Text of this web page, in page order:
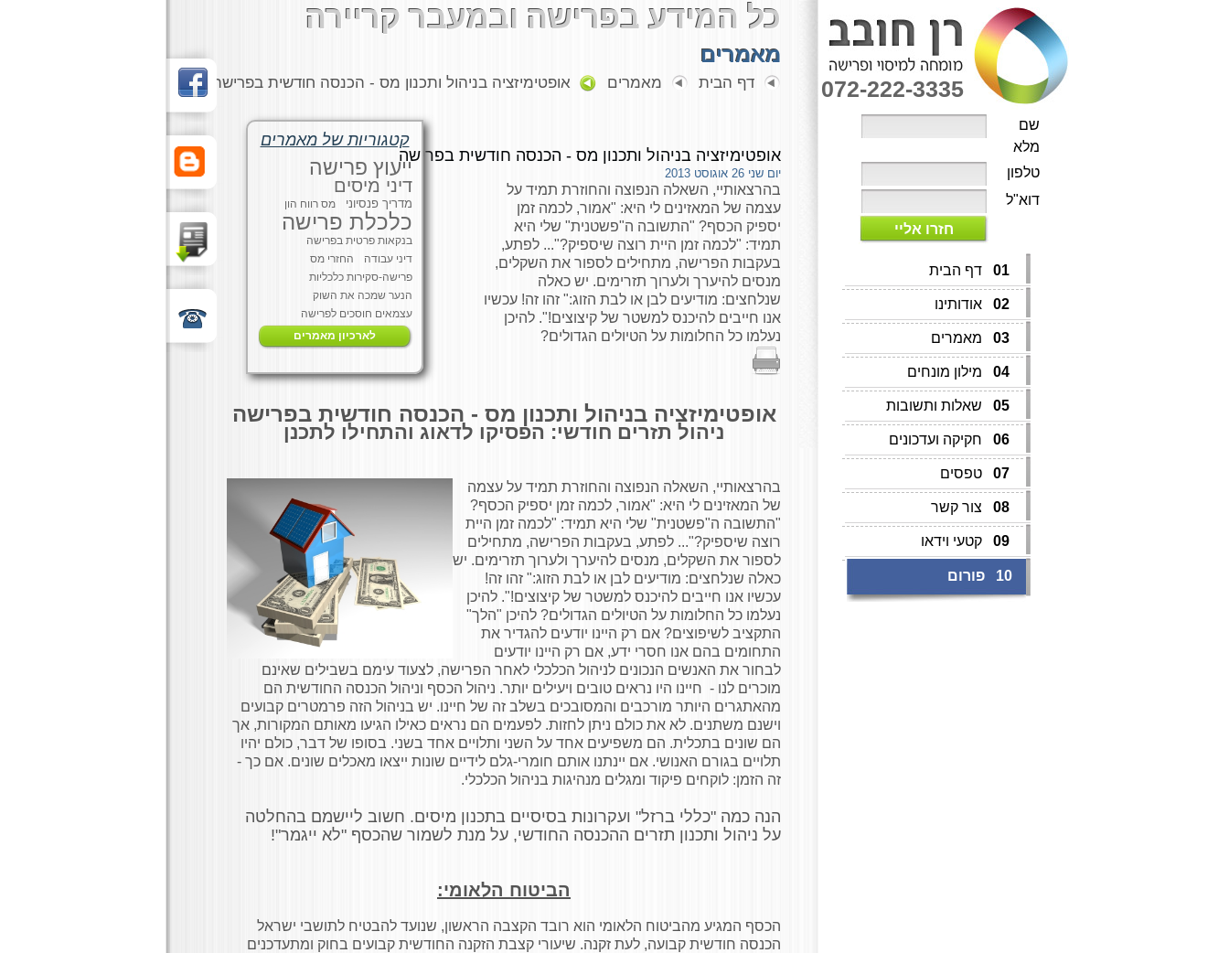
072-222-3335
שם
מלא
טלפון
דוא"ל
חזרו אליי
01 דף הבית
02 אודותינו
03 מאמרים
04 מילון מונחים
05 שאלות ותשובות
06 חקיקה ועדכונים
07 טפסים
08 צור קשר
09 קטעי וידאו
10 פורום
כל המידע בפרישה ובמעבר קריירה
מאמרים
דף הבית מאמרים אופטימיזציה בניהול ותכנון מס - הכנסה חודשית בפרישה
אופטימיזציה בניהול ותכנון מס - הכנסה חודשית בפרישה
יום שני 26 אוגוסט 2013
בהרצאותיי, השאלה הנפוצה והחוזרת תמיד על
עצמה של המאזינים לי היא: "אמור, לכמה זמן
יספיק הכסף? "התשובה ה"פשטנית" שלי היא
תמיד: "לכמה זמן היית רוצה שיספיק?"... לפתע,
בעקבות הפרישה, מתחילים לספור את השקלים,
מנסים להיערך ולערוך תזרימים. יש כאלה
שנלחצים: מודיעים לבן או לבת הזוג:" זהו זה! עכשיו
אנו חייבים להיכנס למשטר של קיצוצים!". להיכן
נעלמו כל החלומות על הטיולים הגדולים?
קטגוריות של מאמרים
ייעוץ פרישה
דיני מיסים
מדריך פנסיוני מס רווח הון
כלכלת פרישה
בנקאות פרטית בפרישה
דיני עבודה
החזרי מס
פרישה-סקירות כלכליות
הנער שמכה את השוק
עצמאים חוסכים לפרישה
לארכיון מאמרים
אופטימיזציה בניהול ותכנון מס - הכנסה חודשית בפרישה
ניהול תזרים חודשי: הפסיקו לדאוג והתחילו לתכנן
בהרצאותיי, השאלה הנפוצה והחוזרת תמיד על עצמה
של המאזינים לי היא: "אמור, לכמה זמן יספיק הכסף?
"התשובה ה"פשטנית" שלי היא תמיד: "לכמה זמן היית
רוצה שיספיק?"... לפתע, בעקבות הפרישה, מתחילים
לספור את השקלים, מנסים להיערך ולערוך תזרימים. יש
כאלה שנלחצים: מודיעים לבן או לבת הזוג:" זהו זה!
עכשיו אנו חייבים להיכנס למשטר של קיצוצים!". להיכן
נעלמו כל החלומות על הטיולים הגדולים? להיכן "הלך"
התקציב לשיפוצים? אם רק היינו יודעים להגדיר את
התחומים בהם אנו חסרי ידע, אם רק היינו יודעים
לבחור את האנשים הנכונים לניהול הכלכלי לאחר הפרישה, לצעוד עימם בשבילים שאינם
מוכרים לנו - חיינו היו נראים טובים ויעילים יותר. ניהול הכסף וניהול הכנסה החודשית הם
מהאתגרים היותר מורכבים והמסובכים בשלב זה של חיינו. יש בניהול הזה פרמטרים קבועים
וישנם משתנים. לא את כולם ניתן לחזות. לפעמים הם נראים כאילו הגיעו מאותם המקורות, אך
הם שונים בתכלית. הם משפיעים אחד על השני ותלויים אחד בשני. בסופו של דבר, כולם יהיו
תלויים בגורם האנושי. אם יינתנו אותם חומרי-גלם לידיים שונות ייצאו מאכלים שונים. אם כך -
זה הזמן: לוקחים פיקוד ומגלים מנהיגות בניהול הכלכלי.
הנה כמה "כללי ברזל" ועקרונות בסיסיים בתכנון מיסים. חשוב ליישמם בהחלטה
על ניהול ותכנון תזרים ההכנסה החודשי, על מנת לשמור שהכסף "לא ייגמר"!
הביטוח הלאומי:
הכסף המגיע מהביטוח הלאומי הוא רובד הקצבה הראשון, שנועד להבטיח לתושבי ישראל
הכנסה חודשית קבועה, לעת זקנה. שיעורי קצבת הזקנה החודשית קבועים בחוק ומתעדכנים